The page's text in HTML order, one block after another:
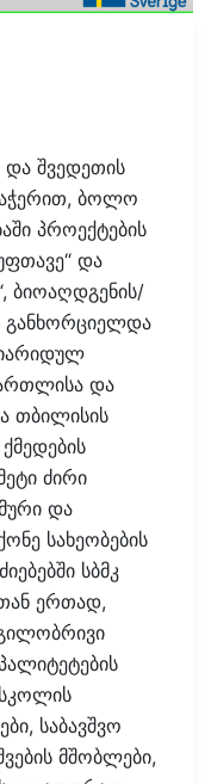
და შვედეთის
ბოლო
პროექტების
და
ბიოაღდგენის/
განხორციელდა
და
თბილისის
ძირი
და
სახეობების
სბმკ
ერთად,
საბავშვო
მშობლები,